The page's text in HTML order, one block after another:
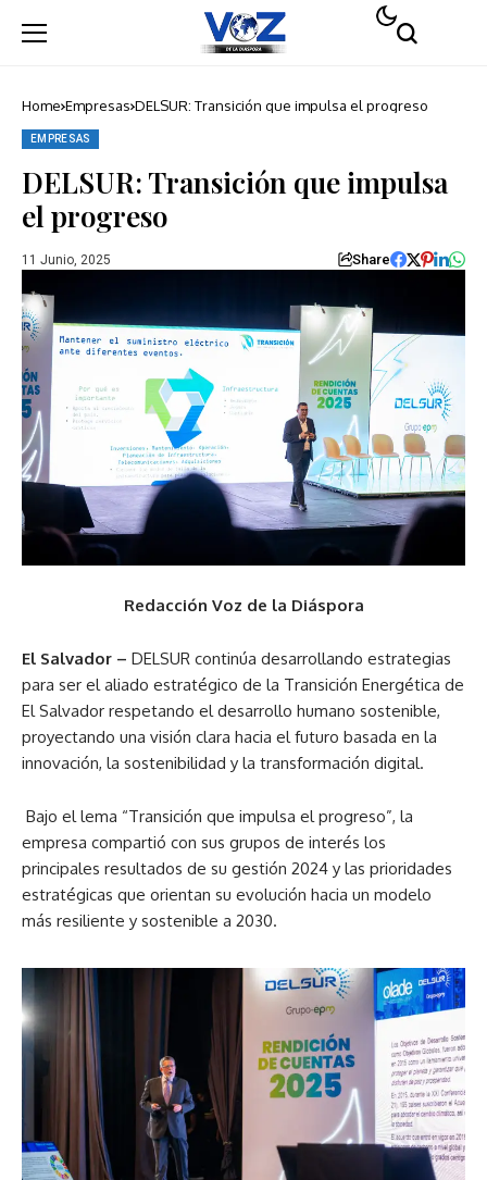
Home Empresas DELSUR: Transición que impulsa el progreso
EMPRESAS
DELSUR: Transición que impulsa
el progreso
11 Junio, 2025 Share
Redacción Voz de la Diáspora
El Salvador – DELSUR continúa desarrollando estrategias
para ser el aliado estratégico de la Transición Energética de
El Salvador respetando el desarrollo humano sostenible,
proyectando una visión clara hacia el futuro basada en la
innovación, la sostenibilidad y la transformación digital.
Bajo el lema “Transición que impulsa el progreso”, la
empresa compartió con sus grupos de interés los
principales resultados de su gestión 2024 y las prioridades
estratégicas que orientan su evolución hacia un modelo
más resiliente y sostenible a 2030.